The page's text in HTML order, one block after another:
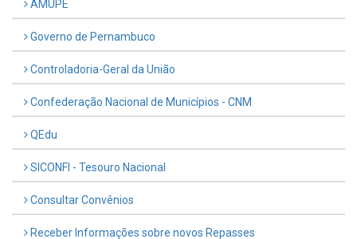
AMUPE
Governo de Pernambuco
Controladoria-Geral da União
Confederação Nacional de Municípios - CNM
QEdu
SICONFI - Tesouro Nacional
Consultar Convênios
Receber Informações sobre novos Repasses